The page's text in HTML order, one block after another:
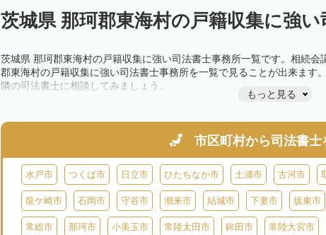
茨城県 那珂郡東海村の戸籍収集に強
茨城県 那珂郡東海村の戸籍収集に強い司法書士事務所一覧です。相続
郡東海村の戸籍収集に強い司法書士事務所を一覧で見ることが出来ます
隣の司法書士に相談してみましょう。
もっと見る
市区町村から司法書士
水戸市 つくば市 日立市 ひたちなか市 土浦市 古河市
龍ケ崎市 石岡市 守谷市 潮来市 結城市 下妻市 坂東市
常総市 那珂市 小美玉市 常陸太田市 鉾田市 常陸大宮市